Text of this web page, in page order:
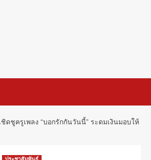
ชิดชูครูเพลง “บอกรักกันวันนี้” ระดมเงินมอบให้